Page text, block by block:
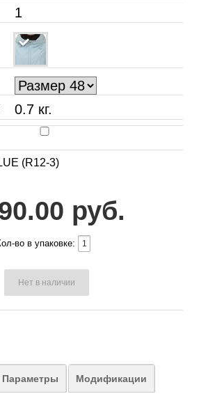
1
0.7 кг.
(R12-3)
руб.
во в упаковке:
Нет в наличии
Параметры Модификации